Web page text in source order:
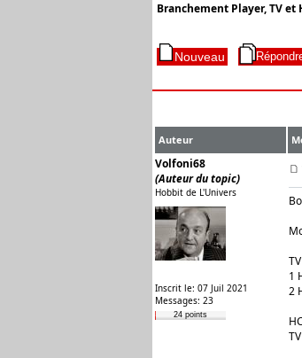
Branchement Player, TV et
Auteur
Volfoni68
(Auteur du topic)
Hobbit de L'Univers
Inscrit le: 07 Juil 2021
Messages: 23
24 points
1
2